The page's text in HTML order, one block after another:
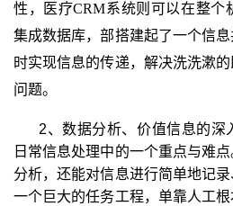
性，医疗CRM系统则可以在整个
集成数据库，部搭建起了一个信
时实现信息的传递，解决洗洗漱
问题。
2、数据分析、价值信息的深
日常信息处理中的一个重点与难
分析，还能对信息进行简单地记
一个巨大的任务工程，单靠人工